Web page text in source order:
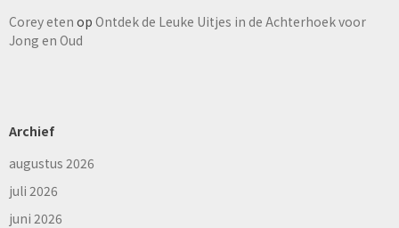
Corey eten op Ontdek de Leuke Uitjes in de Achterhoek voor
Jong en Oud
Archief
augustus 2026
juli 2026
juni 2026